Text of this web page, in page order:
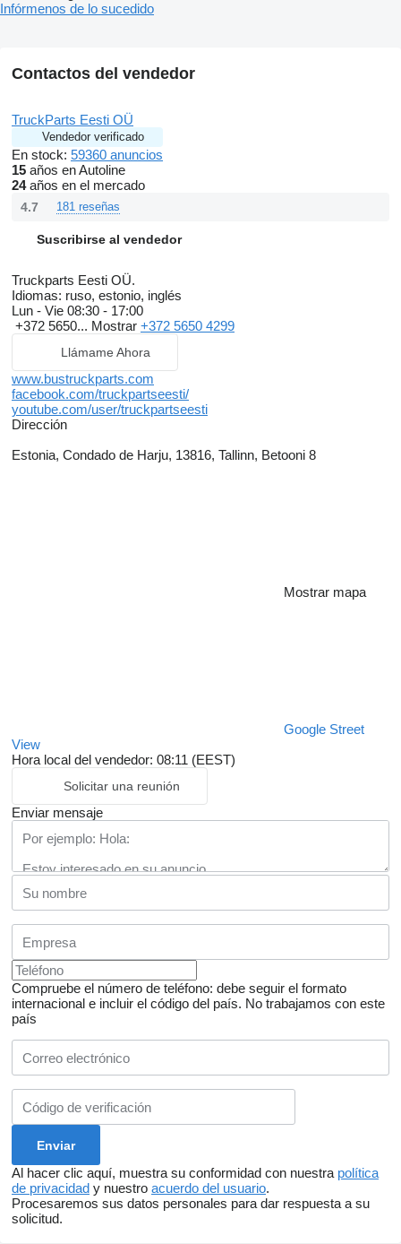
Infórmenos de lo sucedido
Contactos del vendedor
TruckParts Eesti OÜ
Vendedor verificado
En stock: 59360 anuncios
15 años en Autoline
24años en el mercado
4.7 181 reseñas
Suscribirse al vendedor
Truckparts Eesti OÜ.
Idiomas: ruso, estonio, inglés
Lun - Vie 08:30 - 17:00
+372 5650... Mostrar +372 5650 4299
Llámame Ahora
www.bustruckparts.com
facebook.com/truckpartseesti/
youtube.com/user/truckpartseesti
Dirección
Estonia, Condado de Harju, 13816, Tallinn, Betooni 8
Mostrar mapa
Google Street
View
Hora local del vendedor: 08:11 (EEST)
Solicitar una reunión
Enviar mensaje
Compruebe el número de teléfono: debe seguir el formato
internacional e incluir el código del país. No trabajamos con este
país
Al hacer clic aquí, muestra su conformidad con nuestra política
de privacidad y nuestro acuerdo del usuario.
Procesaremos sus datos personales para dar respuesta a su
solicitud.